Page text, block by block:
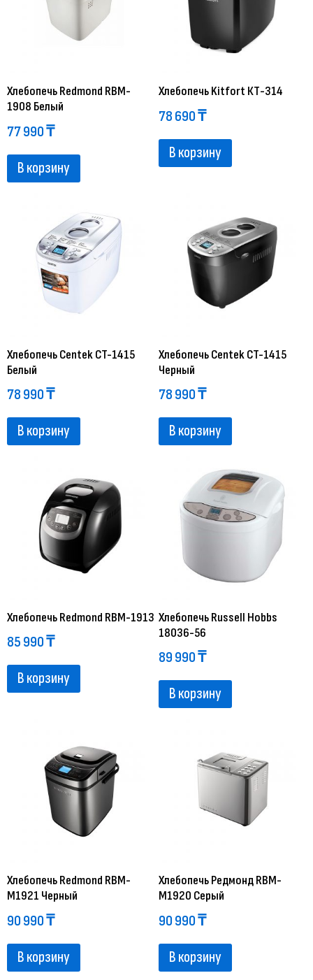
Хлебопечь Redmond RBM-
1908 Белый
77 990₸
В корзину
Хлебопечь Kitfort КТ-314
78 690₸
В корзину
Хлебопечь Centek CT-1415
Белый
78 990₸
В корзину
Хлебопечь Centek CT-1415
Черный
78 990₸
В корзину
Хлебопечь Redmond RBM-1913
85 990₸
В корзину
Хлебопечь Russell Hobbs
18036-56
89 990₸
В корзину
Хлебопечь Redmond RBM-
M1921 Черный
90 990₸
В корзину
Хлебопечь Редмонд RBM-
M1920 Серый
90 990₸
В корзину